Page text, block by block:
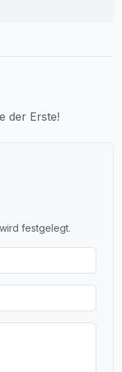
der Erste!
festgelegt.